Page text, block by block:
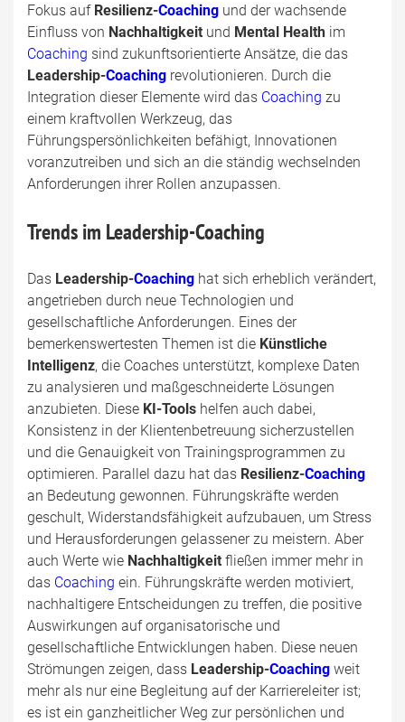
Fokus auf Resilienz-Coaching und der wachsende
Einfluss von Nachhaltigkeit und Mental Health im
Coaching sind zukunftsorientierte Ansätze, die das
Leadership-Coaching revolutionieren. Durch die
Integration dieser Elemente wird das Coaching zu
einem kraftvollen Werkzeug, das
Führungspersönlichkeiten befähigt, Innovationen
voranzutreiben und sich an die ständig wechselnden
Anforderungen ihrer Rollen anzupassen.
Trends im Leadership-Coaching
Das Leadership-Coaching hat sich erheblich verändert,
angetrieben durch neue Technologien und
gesellschaftliche Anforderungen. Eines der
bemerkenswertesten Themen ist die Künstliche
Intelligenz, die Coaches unterstützt, komplexe Daten
zu analysieren und maßgeschneiderte Lösungen
anzubieten. Diese KI-Tools helfen auch dabei,
Konsistenz in der Klientenbetreuung sicherzustellen
und die Genauigkeit von Trainingsprogrammen zu
optimieren. Parallel dazu hat das Resilienz-Coaching
an Bedeutung gewonnen. Führungskräfte werden
geschult, Widerstandsfähigkeit aufzubauen, um Stress
und Herausforderungen gelassener zu meistern. Aber
auch Werte wie Nachhaltigkeit fließen immer mehr in
das Coaching ein. Führungskräfte werden motiviert,
nachhaltigere Entscheidungen zu treffen, die positive
Auswirkungen auf organisatorische und
gesellschaftliche Entwicklungen haben. Diese neuen
Strömungen zeigen, dass Leadership-Coaching weit
mehr als nur eine Begleitung auf der Karriereleiter ist;
es ist ein ganzheitlicher Weg zur persönlichen und